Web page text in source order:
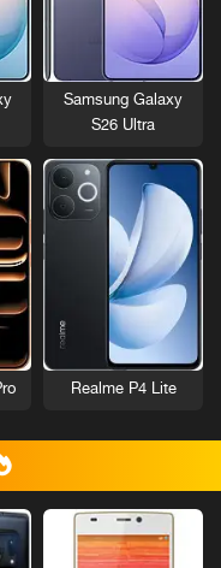
Samsung Galaxy
S26 Ultra
Realme P4 Lite